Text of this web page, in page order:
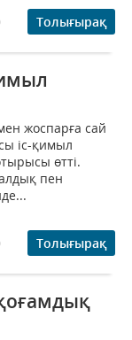
Толығырақ
жоспарға сай
іс-қимыл
өтті.
пен
Толығырақ